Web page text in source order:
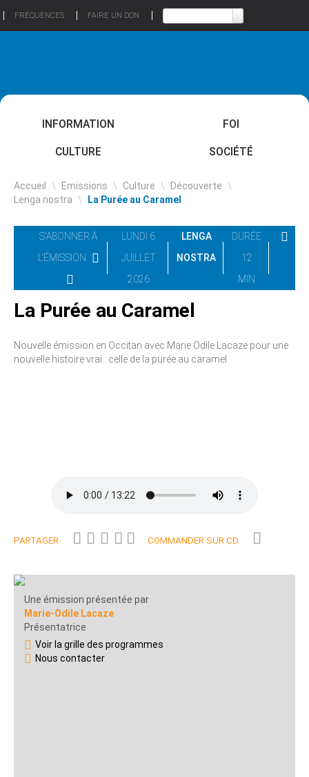
FRÉQUENCES FAIRE UN DON
INFORMATION FOI
CULTURE SOCIÉTÉ
Accueil \ Emissions \ Culture \ Découverte \
Lenga nostra \ La Purée au Caramel
S'ABONNER À
L'ÉMISSION
LUNDI 6
JUILLET
2026
LENGA
NOSTRA
DURÉE
12
MIN
La Purée au Caramel
Nouvelle émission en Occitan avec Marie Odile Lacaze pour une
nouvelle histoire vrai : celle de la purée au caramel
PARTAGER COMMANDER SUR CD
Une émission présentée par
Marie-Odile Lacaze
Présentatrice
Voir la grille des programmes
Nous contacter